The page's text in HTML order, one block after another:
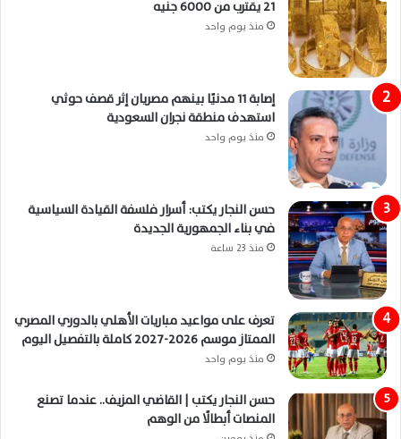
21 يقترب من 6000 جنيه
منذ يوم واحد
إصابة 11 مدنيًا بينهم مصريان إثر قصف حوثي
استهدف منطقة نجران السعودية
منذ يوم واحد
حسن النجار يكتب: أسرار فلسفة القيادة السياسية
في بناء الجمهورية الجديدة
منذ 23 ساعة
تعرف على مواعيد مباريات الأهلي بالدوري المصري
الممتاز موسم 2026-2027 كاملة بالتفصيل اليوم
منذ يوم واحد
حسن النجار يكتب | القاضي المزيف.. عندما تصنع
المنصات أبطالًا من الوهم